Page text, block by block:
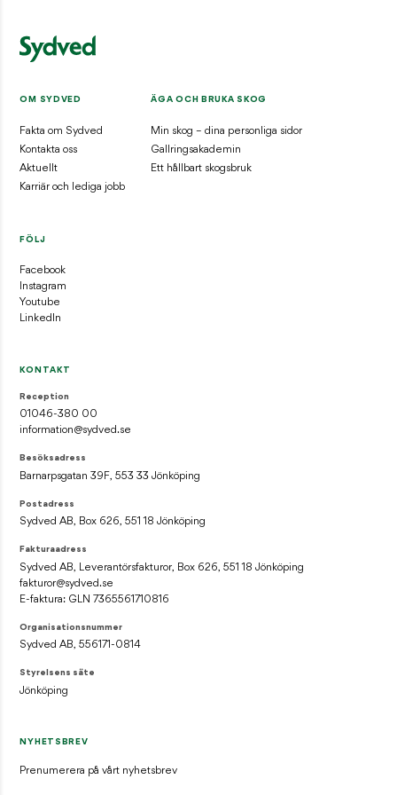
INSPIRATION / DJUR OCH NATUR
Reception
01046-380 00
Sydved AB, Leverantörsfakturor, Box 626, 551 18 Jönköping
fakturor@sydved.se
Sydved AB, 556171-0814
Styrelsens säte
Jönköping
OM SYDVED
Fakta om Sydved
Kontakta oss
Aktuellt
Karriär och lediga jobb
ÄGA OCH BRUKA SKOG
Min skog – dina personliga sidor
Gallringsakademin
Ett hållbart skogsbruk
FÖLJ
Facebook
Instagram
Youtube
LinkedIn
KONTAKT
Reception
01046-380 00
information@sydved.se
Besöksadress
Barnarpsgatan 39F, 553 33 Jönköping
Postadress
Sydved AB, Box 626, 551 18 Jönköping
Fakturaadress
Sydved AB, Leverantörsfakturor, Box 626, 551 18 Jönköping
fakturor@sydved.se
E-faktura: GLN 7365561710816
Organisationsnummer
Sydved AB, 556171-0814
Styrelsens säte
Jönköping
NYHETSBREV
Prenumerera på vårt nyhetsbrev